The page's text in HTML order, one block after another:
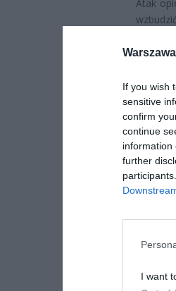
If you wish
sensitive
confirm
continue
information
further
I want
Atak
bardzo